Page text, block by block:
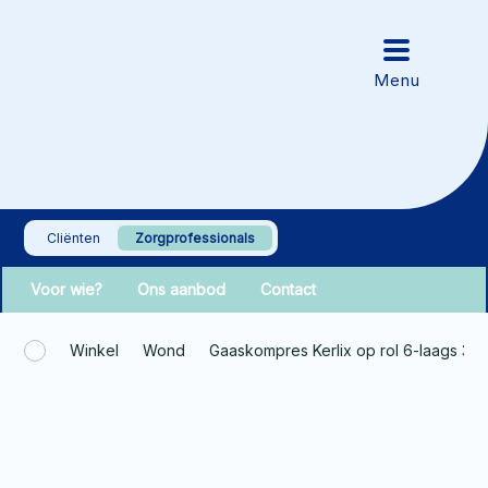
Cliënten Zorgprofessionals
Voor wie? Ons aanbod Contact
Winkel Wond Gaaskompres Kerlix op rol 6-laags